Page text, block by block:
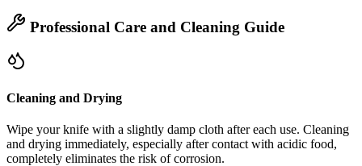
Professional Care and Cleaning Guide
Cleaning and Drying
Wipe your knife with a slightly damp cloth after each use. Cleaning
and drying immediately, especially after contact with acidic food,
completely eliminates the risk of corrosion.